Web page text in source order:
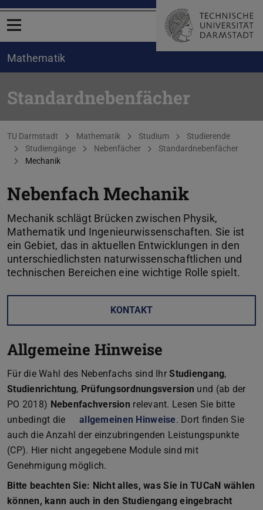
Menü öffnen
Mathematik
Standardnebenfächer
Sie befinden sich hier:
TU Darmstadt Mathematik Studium
Studierende
Studiengänge
Nebenfächer
Standardnebenfächer
Mechanik
Nebenfach Mechanik
Mechanik schlägt Brücken zwischen Physik,
Mathematik und Ingenieurwissenschaften. Sie ist
ein Gebiet, das in aktuellen Entwicklungen in den
unterschiedlichsten naturwissenschaftlichen und
technischen Bereichen eine wichtige Rolle spielt.
KONTAKT
Allgemeine Hinweise
Für die Wahl des Nebenfachs sind IhrStudiengang,
Studienrichtung, Prüfungsordnungsversion und (ab der
PO 2018) Nebenfachversion relevant. Lesen Sie bitte
unbedingt die
allgemeinen Hinweise. Dort finden Sie
auch die Anzahl der einzubringenden Leistungspunkte
(CP). Hier nicht angegebene Module sind mit
Genehmigung möglich.
Bitte beachten Sie: Nicht alles, was Sie in TUCaN wählen
können, kann auch in den Studiengang eingebracht